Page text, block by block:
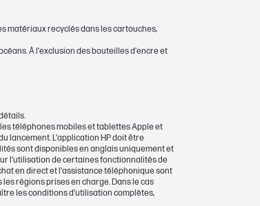
matériaux recyclés dans les cartouches,
À l’exclusion des bouteilles d’encre et
les téléphones mobiles et tablettes Apple et
lancement. L’application HP doit être
sont disponibles en anglais uniquement et
l’utilisation de certaines fonctionnalités de
en direct et l’assistance téléphonique sont
régions prises en charge. Dans le cas
les conditions d’utilisation complètes,